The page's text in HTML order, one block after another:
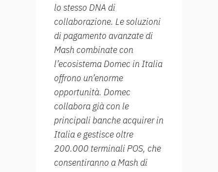
lo stesso DNA di
collaborazione. Le soluzioni
di pagamento avanzate di
Mash combinate con
l’ecosistema Domec in Italia
offrono un’enorme
opportunità. Domec
collabora già con le
principali banche acquirer in
Italia e gestisce oltre
200.000 terminali POS, che
consentiranno a Mash di